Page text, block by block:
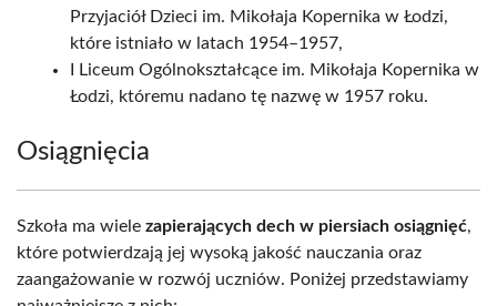
Przyjaciół Dzieci im. Mikołaja Kopernika w Łodzi,
które istniało w latach 1954–1957,
I Liceum Ogólnokształcące im. Mikołaja Kopernika w
Łodzi, któremu nadano tę nazwę w 1957 roku.
Osiągnięcia
Szkoła ma wiele zapierających dech w piersiach osiągnięć,
które potwierdzają jej wysoką jakość nauczania oraz
zaangażowanie w rozwój uczniów. Poniżej przedstawiamy